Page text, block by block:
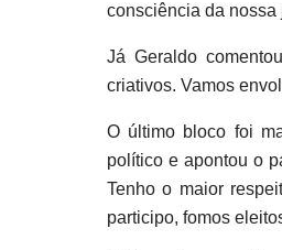
consciência da nossa
Já Geraldo
criativos. Vamos
O último bloco foi
político e apontou o
Tenho o maior
participo, fomos